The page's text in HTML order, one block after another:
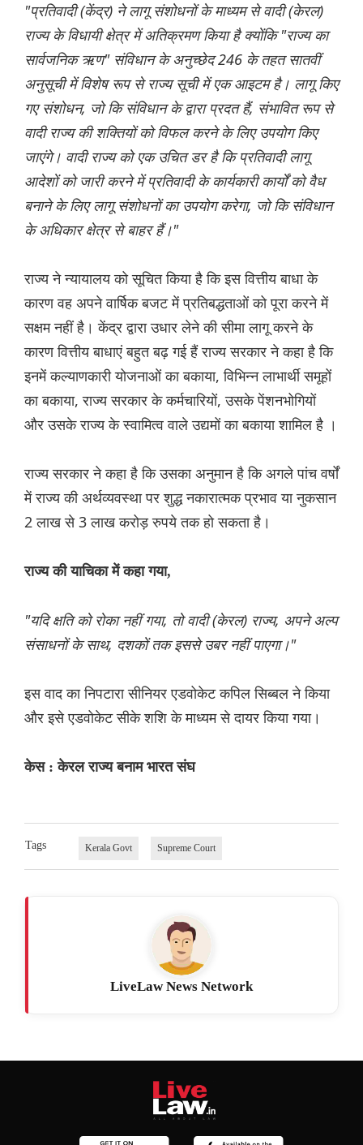
"प्रतिवादी (केंद्र) ने लागू संशोधनों के माध्यम से वादी (केरल)
राज्य के विधायी क्षेत्र में अतिक्रमण किया है क्योंकि "राज्य का
सार्वजनिक ऋण" संविधान के अनुच्छेद 246 के तहत सातवीं
अनुसूची में विशेष रूप से राज्य सूची में एक आइटम है। लागू किए
गए संशोधन, जो कि संविधान के द्वारा प्रदत हैं, संभावित रूप से
वादी राज्य की शक्तियों को विफल करने के लिए उपयोग किए
जाएंगे। वादी राज्य को एक उचित डर है कि प्रतिवादी लागू
आदेशों को जारी करने में प्रतिवादी के कार्यकारी कार्यों को वैध
बनाने के लिए लागू संशोधनों का उपयोग करेगा, जो कि संविधान
के अधिकार क्षेत्र से बाहर हैं।"
राज्य ने न्यायालय को सूचित किया है कि इस वित्तीय बाधा के
कारण वह अपने वार्षिक बजट में प्रतिबद्धताओं को पूरा करने में
सक्षम नहीं है। केंद्र द्वारा उधार लेने की सीमा लागू करने के
कारण वित्तीय बाधाएं बहुत बढ़ गई हैं राज्य सरकार ने कहा है कि
इनमें कल्याणकारी योजनाओं का बकाया, विभिन्न लाभार्थी समूहों
का बकाया, राज्य सरकार के कर्मचारियों, उसके पेंशनभोगियों
और उसके राज्य के स्वामित्व वाले उद्यमों का बकाया शामिल है ।
राज्य सरकार ने कहा है कि उसका अनुमान है कि अगले पांच वर्षों
में राज्य की अर्थव्यवस्था पर शुद्ध नकारात्मक प्रभाव या नुकसान
2 लाख से 3 लाख करोड़ रुपये तक हो सकता है।
राज्य की याचिका में कहा गया,
"यदि क्षति को रोका नहीं गया, तो वादी (केरल) राज्य, अपने अल्प
संसाधनों के साथ, दशकों तक इससे उबर नहीं पाएगा।"
इस वाद का निपटारा सीनियर एडवोकेट कपिल सिब्बल ने किया
और इसे एडवोकेट सीके शशि के माध्यम से दायर किया गया।
केस : केरल राज्य बनाम भारत संघ
Tags Kerala Govt Supreme Court
LiveLaw News Network